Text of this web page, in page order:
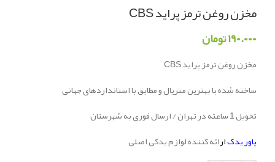
مخزن روغن ترمز پراید CBS
۱۹۰.۰۰۰تومان
مخزن روغن ترمز پراید CBS
ساخته شده با بهترین متریال و مطابق با استانداردهای جهانی
تحویل 1 ساعته در تهران / ارسال فوری به شهرستان
پاور یدکارائه کننده لوازم یدکی اصلی